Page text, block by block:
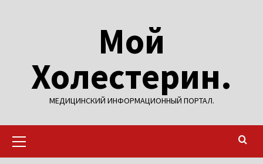
Мой
Холестерин.
МЕДИЦИНСКИЙ ИНФОРМАЦИОННЫЙ ПОРТАЛ.
меню